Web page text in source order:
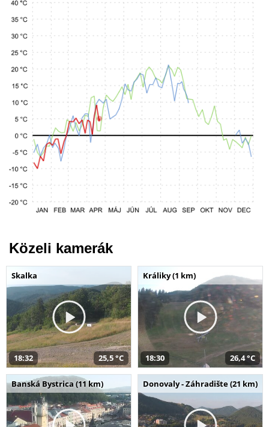
Közeli kamerák
Skalka
18:32 25,5 °C
Králiky (1 km)
18:30 26,4 °C
Banská Bystrica (11 km) Donovaly - Záhradište (21 km)